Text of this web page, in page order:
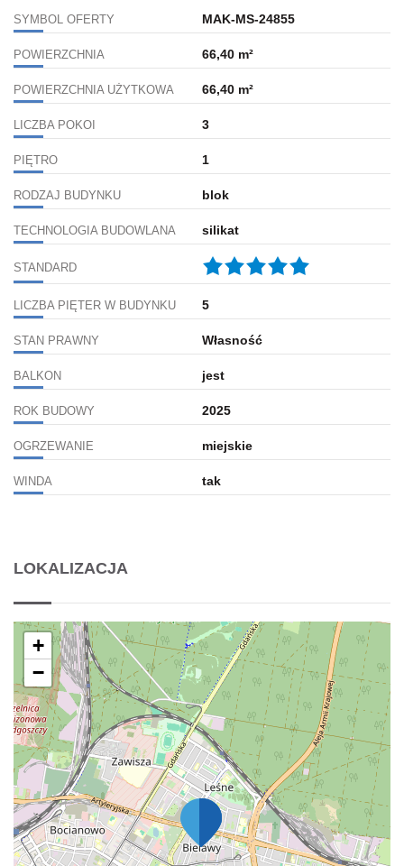
SYMBOL OFERTY MAK-MS-24855
POWIERZCHNIA 66,40 m²
POWIERZCHNIA UŻYTKOWA 66,40 m²
LICZBA POKOI 3
PIĘTRO 1
RODZAJ BUDYNKU blok
TECHNOLOGIA BUDOWLANA silikat
STANDARD
LICZBA PIĘTER W BUDYNKU 5
STAN PRAWNY Własność
BALKON jest
ROK BUDOWY 2025
OGRZEWANIE miejskie
WINDA tak
LOKALIZACJA
+
−